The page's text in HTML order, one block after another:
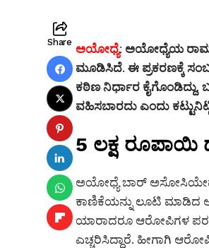
Share ಅಯೋಧ್ಯೆ: ಅಯೋಧ್ಯೆಯ ರಾಮ
ಮೂಡಿಸಿದೆ. ಈ ಪ್ರಕರಣಕ್ಕೆ
ಕಠಿಣ ನಿರ್ಧಾರ
ವಹಿಸಬಾರದು ಎಂದು
5 ಲಕ್ಷ ರೂಪಾಯಿ
ಅಯೋಧ್ಯೆ ಬಾರ್
ಕಾಣಿಕೆಯನ್ನು ಲೂಟಿ ಮಾಡಿದ
ಯಾರಾದರೂ ಆರೋಪಿಗಳ ಪರ
ಎಚ್ಚರಿಸಿದ್ದಾರೆ. ಹೀಗಾಗಿ